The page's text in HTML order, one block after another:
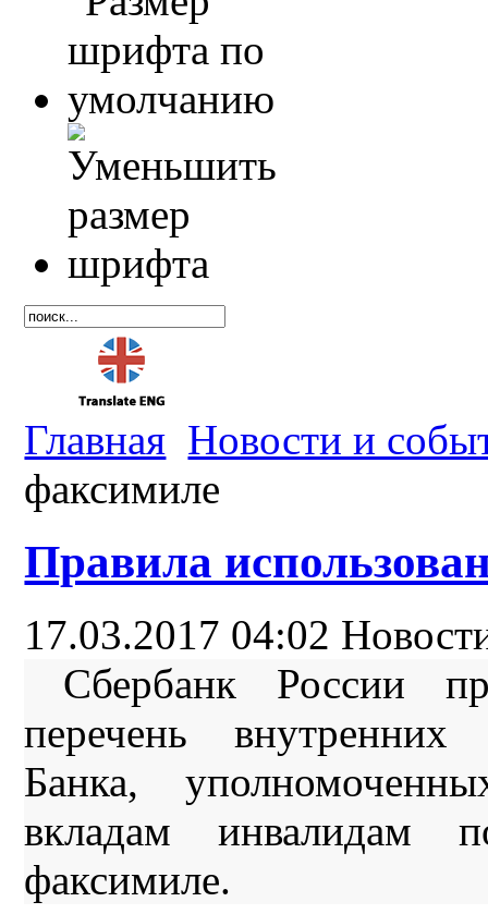
Главная Новости и
факсимиле
Правила
17.03.2017 04:02
Сбербанк России
перечень внутренних
Банка,
вкладам инвалидам
факсимиле.